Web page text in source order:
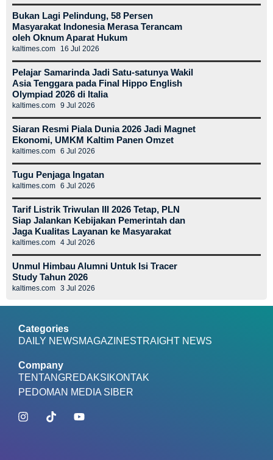
Bukan Lagi Pelindung, 58 Persen
Masyarakat Indonesia Merasa Terancam
oleh Oknum Aparat Hukum
kaltimes.com 16 Jul 2026
Pelajar Samarinda Jadi Satu-satunya Wakil
Asia Tenggara pada Final Hippo English
Olympiad 2026 di Italia
kaltimes.com 9 Jul 2026
Siaran Resmi Piala Dunia 2026 Jadi Magnet
Ekonomi, UMKM Kaltim Panen Omzet
kaltimes.com 6 Jul 2026
Tugu Penjaga Ingatan
kaltimes.com 6 Jul 2026
Tarif Listrik Triwulan III 2026 Tetap, PLN
Siap Jalankan Kebijakan Pemerintah dan
Jaga Kualitas Layanan ke Masyarakat
kaltimes.com 4 Jul 2026
Unmul Himbau Alumni Untuk Isi Tracer
Study Tahun 2026
kaltimes.com 3 Jul 2026
Categories
DAILY NEWSMAGAZINESTRAIGHT NEWS
Company
TENTANGREDAKSI KONTAK
PEDOMAN MEDIA SIBER